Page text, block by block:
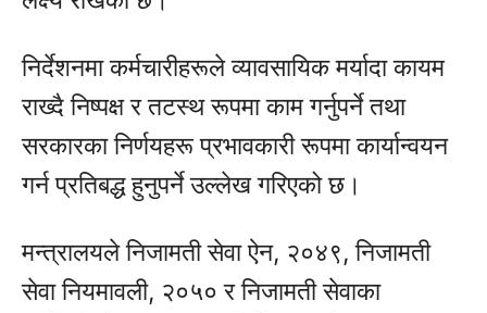
निर्देशनमा कर्मचारीहरूले व्यावसायिक मर्यादा कायम
राख्दै निष्पक्ष र तटस्थ रूपमा काम गर्नुपर्ने तथा
सरकारका निर्णयहरू प्रभावकारी रूपमा कार्यान्वयन
गर्न प्रतिबद्ध हुनुपर्ने उल्लेख गरिएको छ।
मन्त्रालयलेनिजामती सेवा ऐन, २०४९,निजामती
सेवा नियमावली, २०५० रनिजामती सेवाका